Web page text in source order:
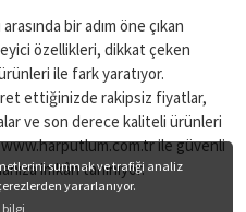
sunmak ve trafiği analiz
yararlanıyor.
bir adım öne çıkan
özellikleri, dikkat çeken
ile fark yaratıyor.
ettiğinizde rakipsiz fiyatlar,
ve son derece kaliteli ürünleri
ile güvenli
imkân tanınıyor.